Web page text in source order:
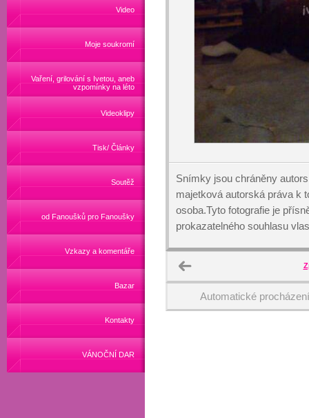
Video
Moje soukromí
Vaření, grilování s Ivetou, aneb
vzpomínky na léto
Videoklipy
Tisk/ Články
Soutěž
od Fanoušků pro Fanoušky
Vzkazy a komentáře
Bazar
Kontakty
VÁNOČNÍ DAR
Snímky jsou chráněny
majetková autorská práva k
osoba.Tyto fotografie je
prokazatelného souhlasu
Automatické